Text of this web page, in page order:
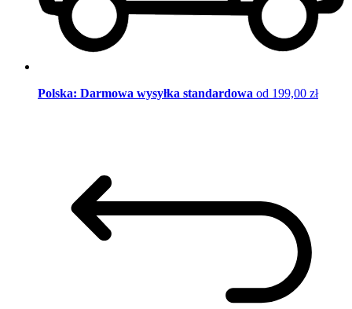
Polska: Darmowa wysyłka standardowa od 199,00 zł